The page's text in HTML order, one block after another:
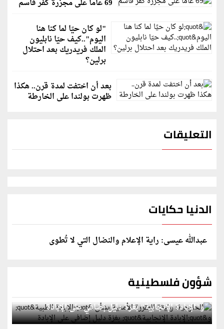
69 عاماً على مجزرة كفر قاسم
"لو كان حيًا لما كنا هنا
اليوم"..كيف حيّا نابليون
الملك فريدريك بعد احتلال
برلين؟
بعد أن اختفت لمدة قرن.. هكذا
ظهرت بولندا على الخارطة
التعليقات
الدنيا حكايات
عبدالله عيسى: راية الإعلام والنضال التي لا تُطوى
شؤون فلسطينية
الخارجية: وثيقة المقررة الأممية بشأن "الإبادة الطبية"
و"الإبادة الإنجابية" بغزة دليل إضافي على الإبادة